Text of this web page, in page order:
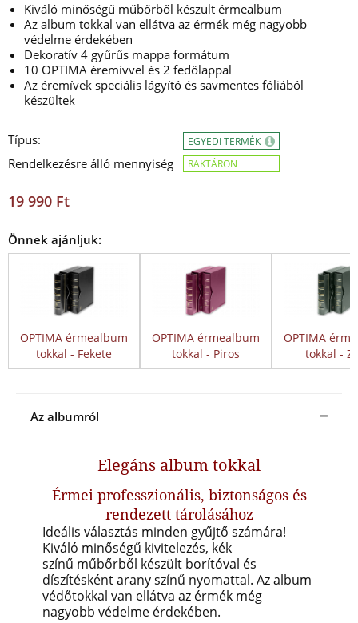
Kiváló minőségű műbőrből készült érmealbum
Az album tokkal van ellátva az érmék még nagyobb
védelme érdekében
Dekoratív 4 gyűrűs mappa formátum
10 OPTIMA éremívvel és 2 fedőlappal
Az éremívek speciális lágyító és savmentes fóliából
készültek
Típus:
Rendelkezésre álló mennyiség
EGYEDI TERMÉK
RAKTÁRON
19 990 Ft
Önnek ajánljuk:
OPTIMA érmealbum
tokkal - Fekete
OPTIMA érmealbum
tokkal - Piros
OPTIMA
tokkal -
Az albumról
Elegáns album tokkal
Érmei professzionális, biztonságos és
rendezett tárolásához
Ideális választás minden gyűjtő számára!
Kiváló minőségű kivitelezés, kék
színű műbőrből készült borítóval és
díszítésként arany színű nyomattal. Az album
védőtokkal van ellátva az érmék még
nagyobb védelme érdekében.